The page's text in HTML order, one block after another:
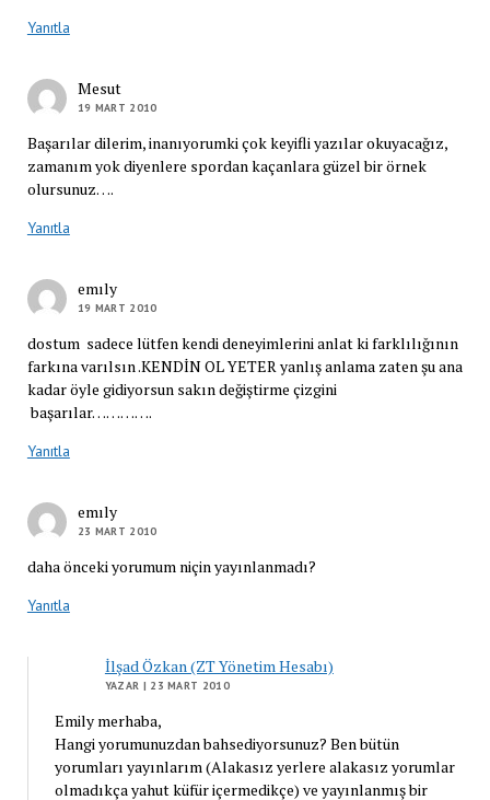
Yanıtla
Mesut
19 MART 2010
Başarılar dilerim, inanıyorumki çok keyifli yazılar okuyacağız,
zamanım yok diyenlere spordan kaçanlara güzel bir örnek
olursunuz….
Yanıtla
emıly
19 MART 2010
dostum sadece lütfen kendi deneyimlerini anlat ki farklılığının
farkına varılsın .KENDİN OL YETER yanlış anlama zaten şu ana
kadar öyle gidiyorsun sakın değiştirme çizgini
başarılar………….
Yanıtla
emıly
23 MART 2010
daha önceki yorumum niçin yayınlanmadı?
Yanıtla
İlşad Özkan (ZT Yönetim Hesabı)
YAZAR | 23 MART 2010
Emily merhaba,
Hangi yorumunuzdan bahsediyorsunuz? Ben bütün
yorumları yayınlarım (Alakasız yerlere alakasız yorumlar
olmadıkça yahut küfür içermedikçe) ve yayınlanmış bir